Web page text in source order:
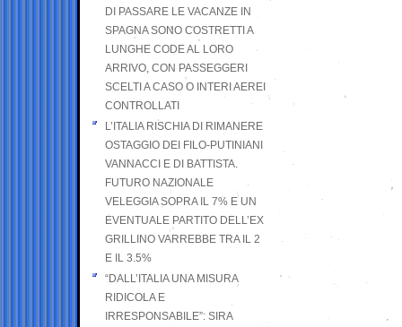
DI PASSARE LE VACANZE IN
SPAGNA SONO COSTRETTI A
LUNGHE CODE AL LORO
ARRIVO, CON PASSEGGERI
SCELTI A CASO O INTERI AEREI
CONTROLLATI
L’ITALIA RISCHIA DI RIMANERE
OSTAGGIO DEI FILO-PUTINIANI
VANNACCI E DI BATTISTA.
FUTURO NAZIONALE
VELEGGIA SOPRA IL 7% E UN
EVENTUALE PARTITO DELL’EX
GRILLINO VARREBBE TRA IL 2
E IL 3.5%
“DALL’ITALIA UNA MISURA
RIDICOLA E
IRRESPONSABILE”: SIRA